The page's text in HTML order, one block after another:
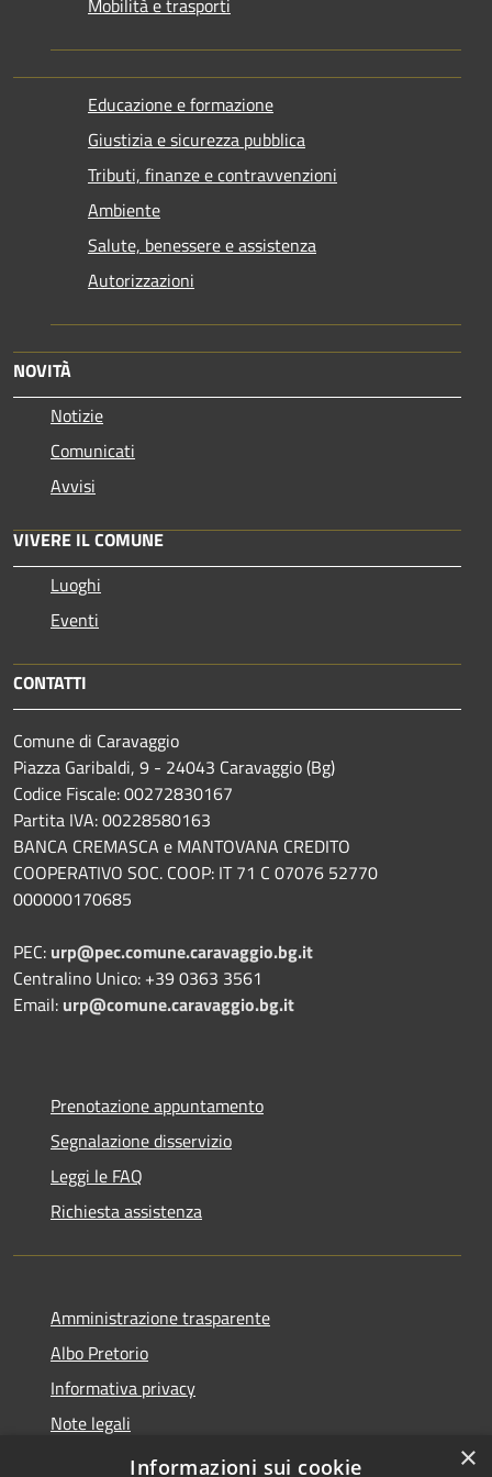
Educazione e formazione
Giustizia e sicurezza pubblica
Tributi, finanze e contravvenzioni
Ambiente
Salute, benessere e assistenza
Autorizzazioni
NOVITÀ
Notizie
Comunicati
Avvisi
VIVERE IL COMUNE
Luoghi
Eventi
CONTATTI
Comune di Caravaggio
Piazza Garibaldi, 9 - 24043 Caravaggio (Bg)
Codice Fiscale: 00272830167
Partita IVA: 00228580163
BANCA CREMASCA e MANTOVANA CREDITO
COOPERATIVO SOC. COOP: IT 71 C 07076 52770
000000170685
PEC: urp@pec.comune.caravaggio.bg.it
Centralino Unico: +39 0363 3561
Email: urp@comune.caravaggio.bg.it
Prenotazione appuntamento
Segnalazione disservizio
Leggi le FAQ
Richiesta assistenza
Amministrazione trasparente
Albo Pretorio
Informativa privacy
Note legali
Dichiarazione di accessibilità
×
Informazioni sui cookie